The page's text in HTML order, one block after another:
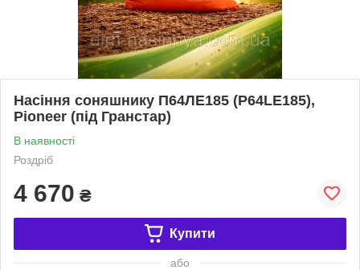
Насіння соняшнику П64ЛЕ185 (P64LE185),
Pioneer (під Гранстар)
В наявності
Роздріб
4 670 ₴
Купити
або